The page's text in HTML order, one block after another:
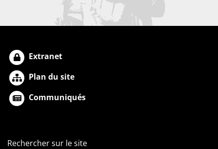
Extranet
Plan du site
Communiqués
Rechercher sur le site